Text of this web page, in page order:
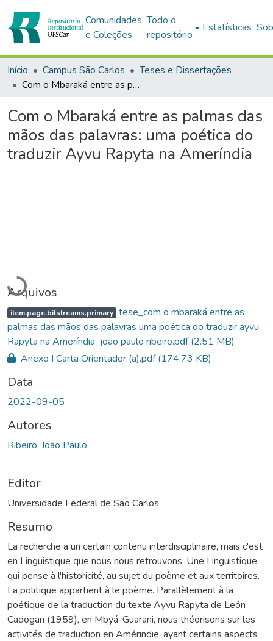
Comunidades
e Coleções
Todo o
repositório
Estatísticas
Início Campus São Carlos
Teses e Dissertações
Com o Mbaraká entre as palmas das mãos das palavras: uma poética do traduzir Ayvu Rapyta na Ameríndia
Com o Mbaraká entre as palmas das
mãos das palavras: uma poética do
traduzir Ayvu Rapyta na Ameríndia
Carregando...
Arquivos
item.page.bitstreams.primary tese_com o mbaraká entre as
palmas das mãos das palavras uma poética do traduzir ayvu
Rapyta na Ameríndia_joão paulo ribeiro.pdf(2.51 MB)
Anexo I Carta Orientador (a).pdf(174.73 KB)
Data
2022-09-05
Autores
Ribeiro, João Paulo
Editor
Universidade Federal de São Carlos
Resumo
La recherche a un certain contenu interdisciplinaire, mais c'est
en Linguistique que nous nous retrouvons. Une Linguistique
qui pense à l'historicité, au sujet du poème et aux territoires.
La politique appartient à le poème. Parallèlement à la
poétique de la traduction du texte Ayvu Rapyta de León
Cadogan (1959), en Mbyá-Guarani, nous théorisons sur les
activités de traduction en Amérindie, ayant certains aspects